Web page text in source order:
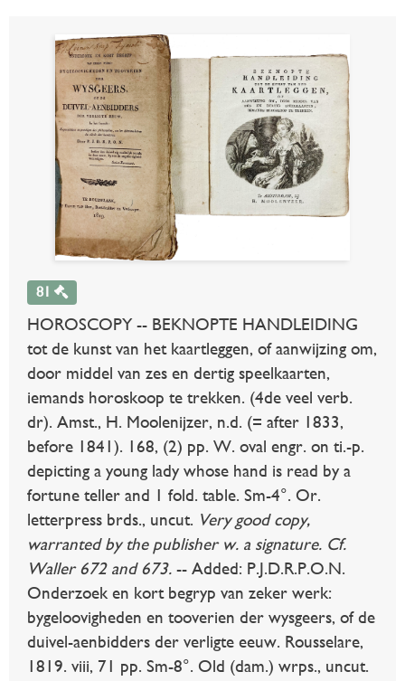
81
HOROSCOPY -- BEKNOPTE HANDLEIDING
tot de kunst van het kaartleggen, of aanwijzing om,
door middel van zes en dertig speelkaarten,
iemands horoskoop te trekken. (4de veel verb.
dr). Amst., H. Moolenijzer, n.d. (= after 1833,
before 1841). 168, (2) pp. W. oval engr. on ti.-p.
depicting a young lady whose hand is read by a
fortune teller and 1 fold. table. Sm-4°. Or.
letterpress brds., uncut. Very good copy,
warranted by the publisher w. a signature. Cf.
Waller 672 and 673. -- Added: P.J.D.R.P.O.N.
Onderzoek en kort begryp van zeker werk:
bygeloovigheden en tooverien der wysgeers, of de
duivel-aenbidders der verligte eeuw. Rousselare,
1819. viii, 71 pp. Sm-8°. Old (dam.) wrps., uncut.